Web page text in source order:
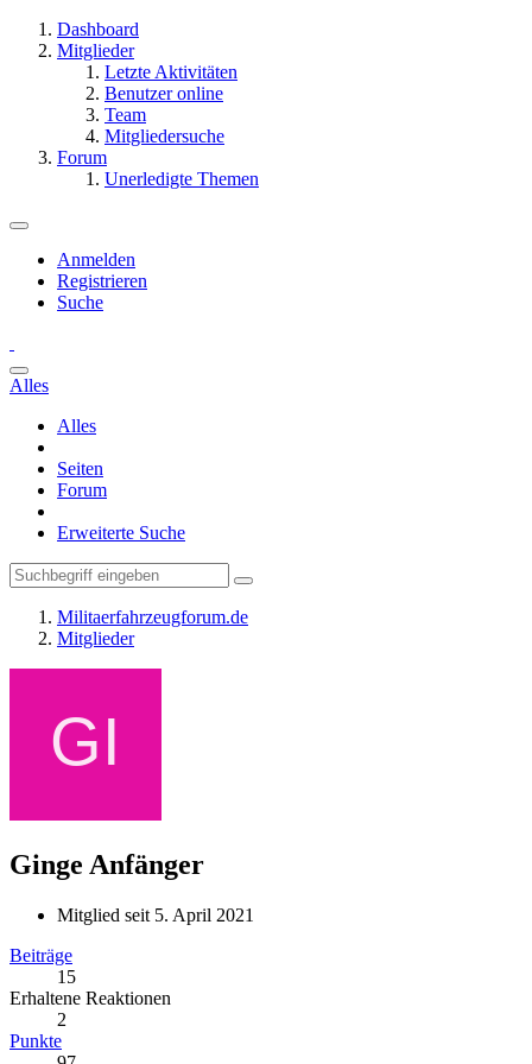
Dashboard
Mitglieder
Letzte Aktivitäten
Benutzer online
Team
Mitgliedersuche
Forum
Unerledigte Themen
Anmelden
Registrieren
Suche
Alles
Alles
Seiten
Forum
Erweiterte Suche
Militaerfahrzeugforum.de
Mitglieder
Ginge Anfänger
Mitglied seit 5. April 2021
Beiträge
15
Erhaltene Reaktionen
2
Punkte